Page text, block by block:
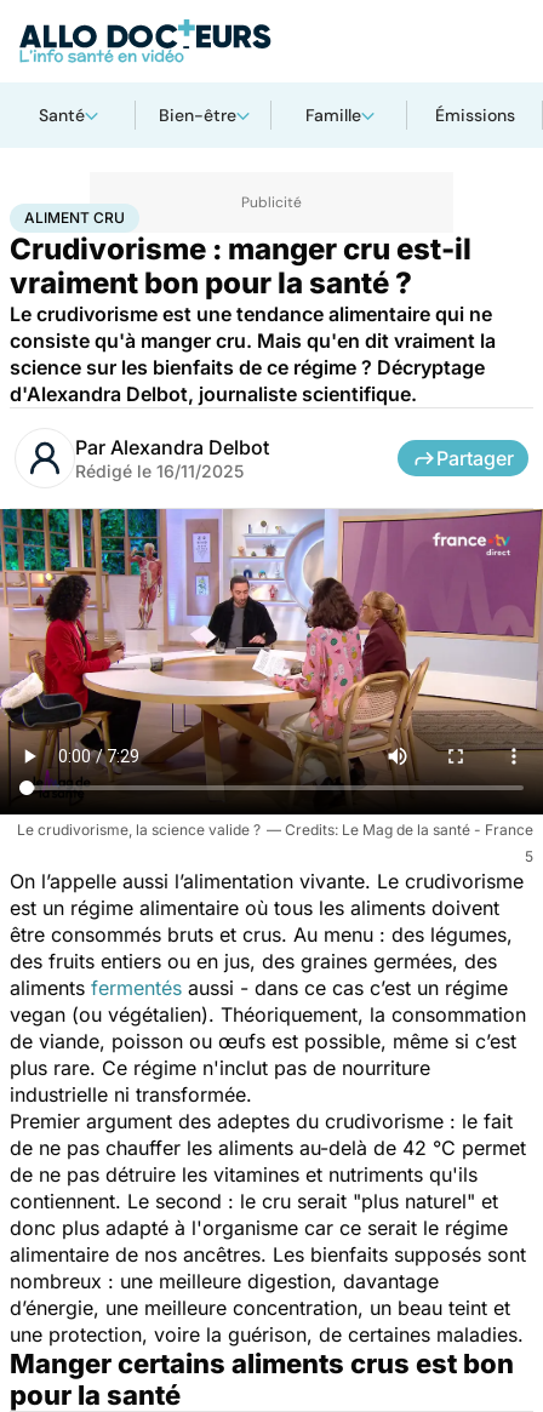
Santé Bien-être Famille Émissions
AccueilBien-être Nutrition Aliment cru
ALIMENT CRU
Crudivorisme : manger cru est-il
vraiment bon pour la santé ?
Le crudivorisme est une tendance alimentaire qui ne
consiste qu'à manger cru. Mais qu'en dit vraiment la
science sur les bienfaits de ce régime ? Décryptage
d'Alexandra Delbot, journaliste scientifique.
Par Alexandra Delbot
Rédigé le 16/11/2025
Partager
Le crudivorisme, la science valide ?
Le Mag de la santé - France
5
On l’appelle aussi l’alimentation vivante. Le crudivorisme
est un régime alimentaire où tous les aliments doivent
être consommés bruts et crus. Au menu : des légumes,
des fruits entiers ou en jus, des graines germées, des
aliments fermentés aussi - dans ce cas c’est un régime
vegan (ou végétalien). Théoriquement, la consommation
de viande, poisson ou œufs est possible, même si c’est
plus rare. Ce régime n'inclut pas de nourriture
industrielle ni transformée.
Premier argument des adeptes du crudivorisme : le fait
de ne pas chauffer les aliments au-delà de 42 °C permet
de ne pas détruire les vitamines et nutriments qu'ils
contiennent. Le second : le cru serait "plus naturel" et
donc plus adapté à l'organisme car ce serait le régime
alimentaire de nos ancêtres. Les bienfaits supposés sont
nombreux : une meilleure digestion, davantage
d’énergie, une meilleure concentration, un beau teint et
une protection, voire la guérison, de certaines maladies.
Manger certains aliments crus est bon
pour la santé